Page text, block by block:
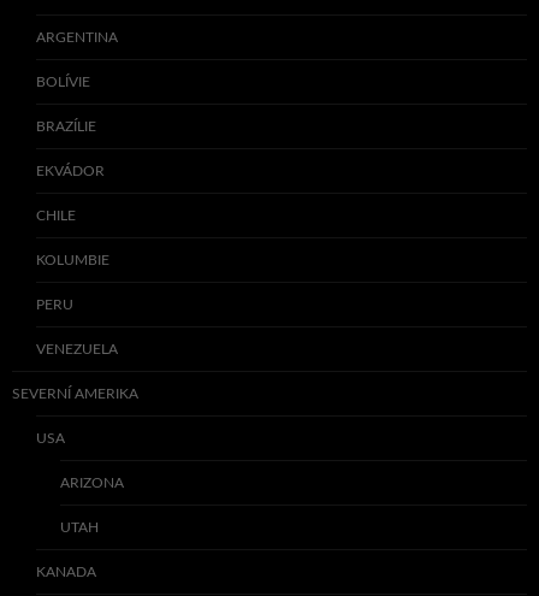
ARGENTINA
BOLÍVIE
BRAZÍLIE
EKVÁDOR
CHILE
KOLUMBIE
PERU
VENEZUELA
SEVERNÍ AMERIKA
USA
ARIZONA
UTAH
KANADA